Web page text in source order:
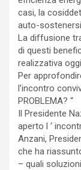
casi, la
auto-
La diffusione
di questi
realizzativa
Per
l’incontro
PROBLEMA? “
Il Presidente
aperto l ‘
Anzani,
che ha
– quali